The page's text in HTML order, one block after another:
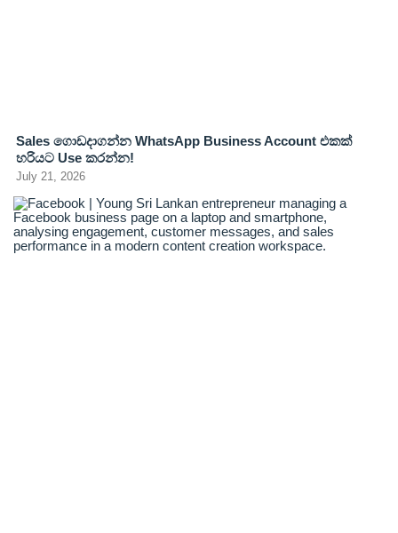
Sales ගොඩදාගන්න WhatsApp Business Account එකක්
හරියට Use කරන්න!
July 21, 2026